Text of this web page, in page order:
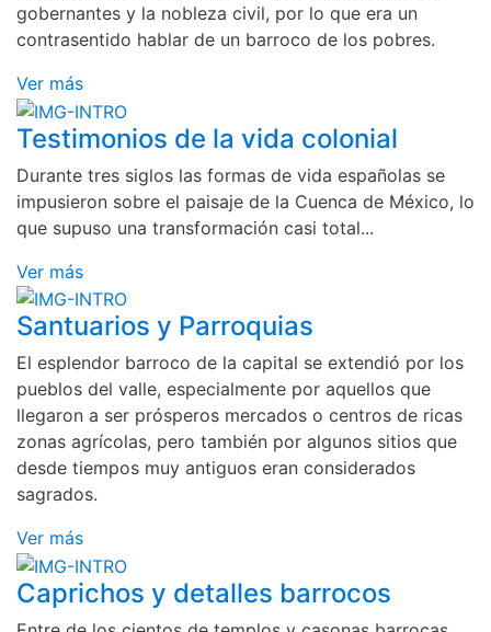
gobernantes y la nobleza civil, por lo que era un
contrasentido hablar de un barroco de los pobres.
Ver más
Testimonios de la vida colonial
Durante tres siglos las formas de vida españolas se
impusieron sobre el paisaje de la Cuenca de México, lo
que supuso una transformación casi total...
Ver más
Santuarios y Parroquias
El esplendor barroco de la capital se extendió por los
pueblos del valle, especialmente por aquellos que
llegaron a ser prósperos mercados o centros de ricas
zonas agrícolas, pero también por algunos sitios que
desde tiempos muy antiguos eran considerados
sagrados.
Ver más
Caprichos y detalles barrocos